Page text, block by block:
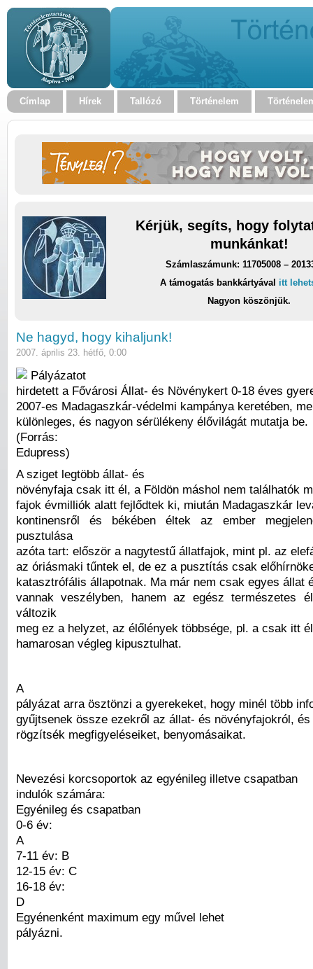
Címlap Hírek Tallózó Történelem
Kérjük, segíts, hogy
munkánkat!
Számlaszámunk: 11705008 –
A támogatás bankkártyával itt
Nagyon köszönjük.
Ne hagyd, hogy kihaljunk!
2007. április 23. hétfő, 0:00
Pályázatot
hirdetett a Fővárosi Állat- és Növénykert 0-18 éves
2007-es Madagaszkár-védelmi kampánya keretében,
különleges, és nagyon sérülékeny élővilágát mutatja be.
(Forrás:
Edupress)
A sziget legtöbb állat- és
növényfaja csak itt él, a Földön máshol nem találhatók
fajok évmilliók alatt fejlődtek ki, miután Madagaszkár
kontinensről és békében éltek az ember
pusztulása
azóta tart: először a nagytestű állatfajok, mint pl. az
az óriásmaki tűntek el, de ez a pusztítás csak
katasztrófális állapotnak. Ma már nem csak egyes állat
vannak veszélyben, hanem az egész természetes
változik
meg ez a helyzet, az élőlények többsége, pl. a csak itt
hamarosan végleg kipusztulhat.
A
pályázat arra ösztönzi a gyerekeket, hogy minél több
gyűjtsenek össze ezekről az állat- és növényfajokról,
rögzítsék megfigyeléseiket, benyomásaikat.
Nevezési korcsoportok az egyénileg illetve csapatban
indulók számára:
Egyénileg és csapatban
0-6 év:
A
7-11 év: B
12-15 év: C
16-18 év:
D
Egyénenként maximum egy művel lehet
pályázni.